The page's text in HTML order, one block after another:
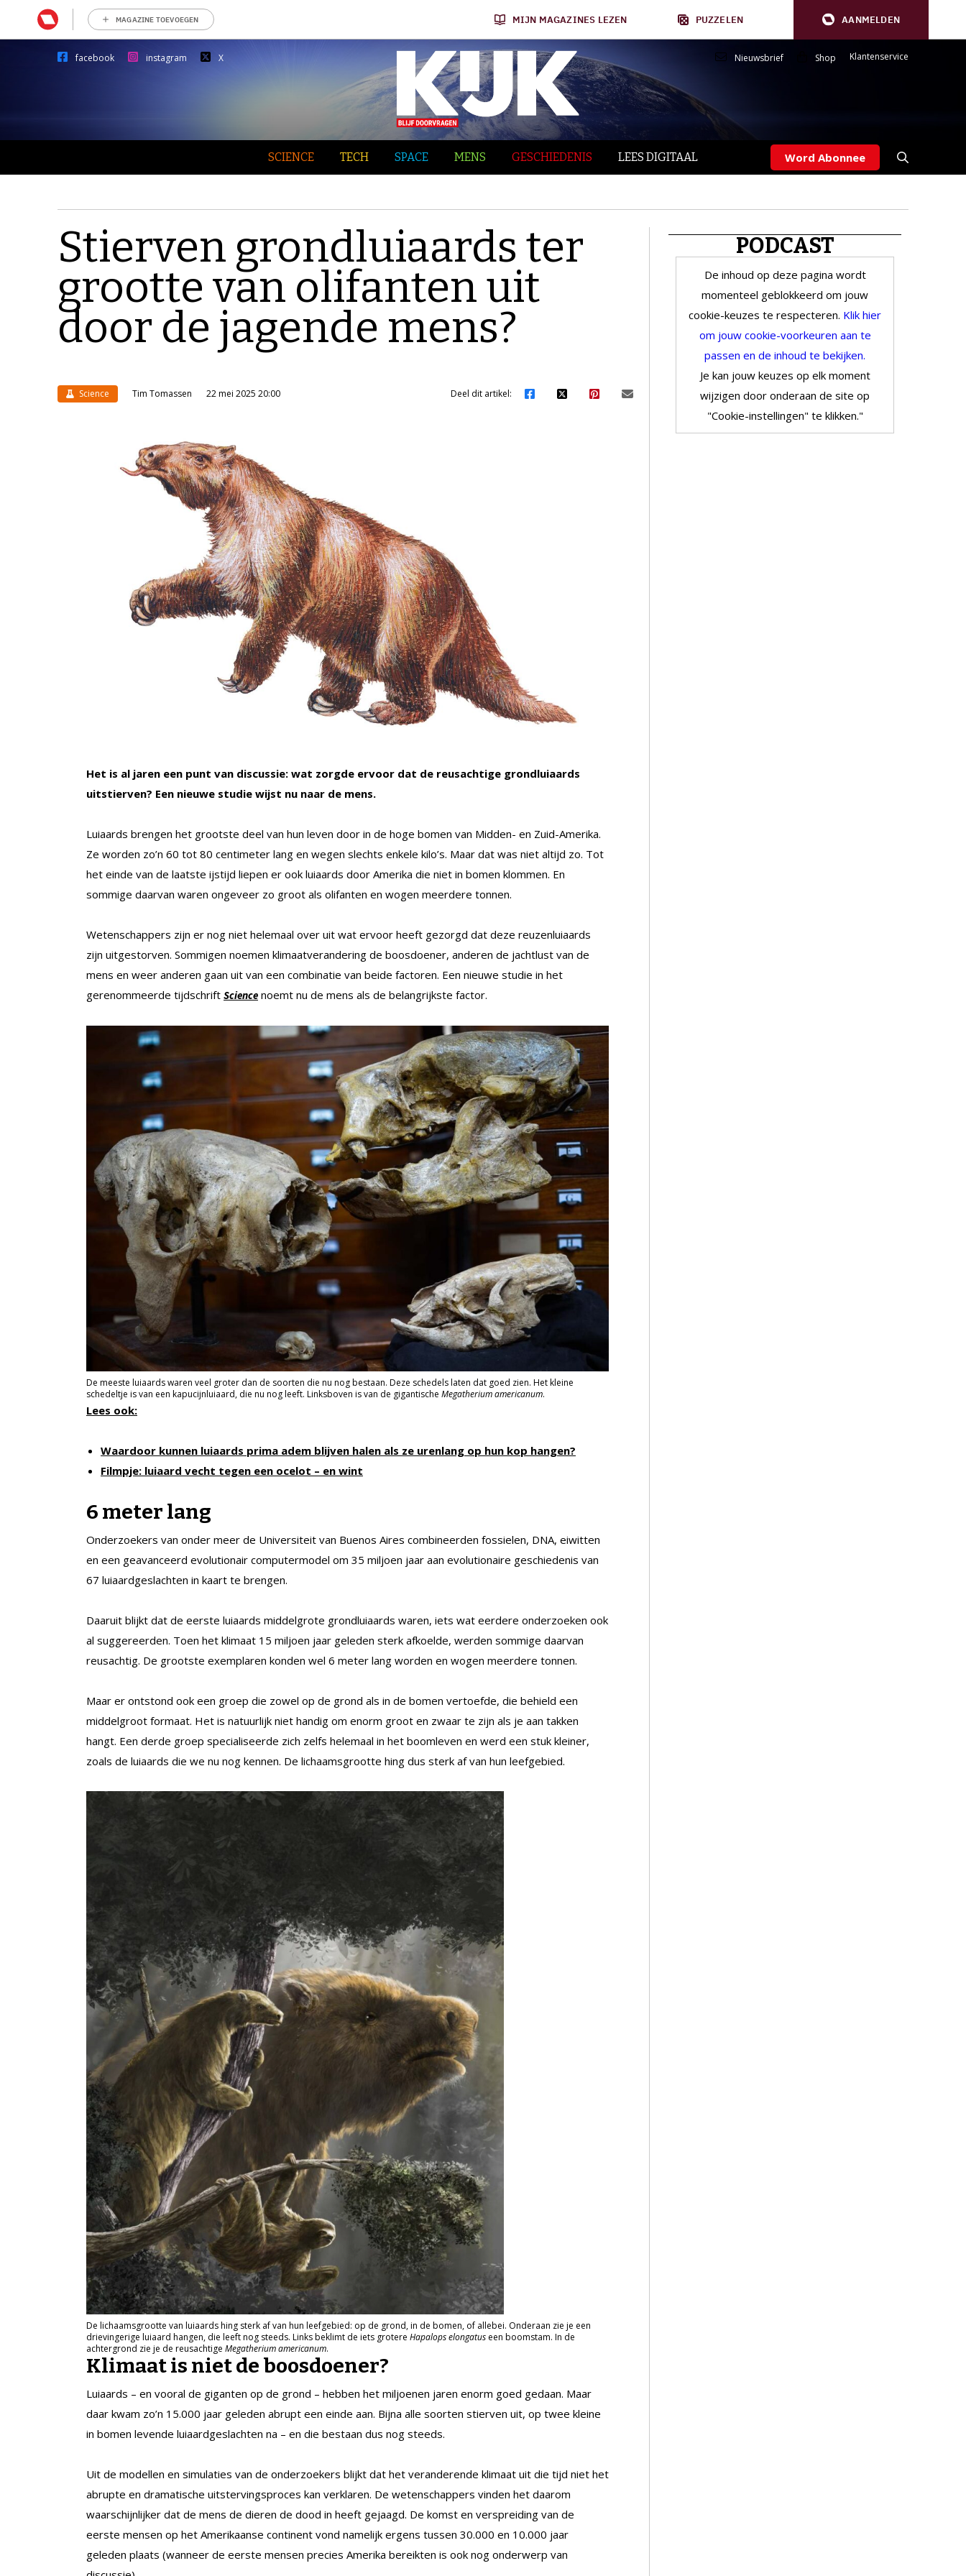
MAGAZINE TOEVOEGEN MIJN MAGAZINES LEZEN PUZZELEN AANMELDEN
facebook instagram X Nieuwsbrief Shop Klantenservice
SCIENCE TECH SPACE MENS GESCHIEDENIS LEES DIGITAAL Word Abonnee
Stierven grondluiaards ter
grootte van olifanten uit
door de jagende mens?
Science Tim Tomassen 22 mei 2025 20:00 Deel dit artikel:
Het is al jaren een punt van discussie: wat zorgde ervoor dat de reusachtige grondluiaards
uitstierven? Een nieuwe studie wijst nu naar de mens.
Luiaards brengen het grootste deel van hun leven door in de hoge bomen van Midden- en Zuid-Amerika.
Ze worden zo’n 60 tot 80 centimeter lang en wegen slechts enkele kilo’s. Maar dat was niet altijd zo. Tot
het einde van de laatste ijstijd liepen er ook luiaards door Amerika die niet in bomen klommen. En
sommige daarvan waren ongeveer zo groot als olifanten en wogen meerdere tonnen.
Wetenschappers zijn er nog niet helemaal over uit wat ervoor heeft gezorgd dat deze reuzenluiaards
zijn uitgestorven. Sommigen noemen klimaatverandering de boosdoener, anderen de jachtlust van de
mens en weer anderen gaan uit van een combinatie van beide factoren. Een nieuwe studie in het
gerenommeerde tijdschrift Science noemt nu de mens als de belangrijkste factor.
De meeste luiaards waren veel groter dan de soorten die nu nog bestaan. Deze schedels laten dat goed zien. Het kleine
schedeltje is van een kapucijnluiaard, die nu nog leeft. Linksboven is van de gigantische Megatherium americanum.
Lees ook:
Waardoor kunnen luiaards prima adem blijven halen als ze urenlang op hun kop hangen?
Filmpje: luiaard vecht tegen een ocelot – en wint
6 meter lang
Onderzoekers van onder meer de Universiteit van Buenos Aires combineerden fossielen, DNA, eiwitten
en een geavanceerd evolutionair computermodel om 35 miljoen jaar aan evolutionaire geschiedenis van
67 luiaardgeslachten in kaart te brengen.
Daaruit blijkt dat de eerste luiaards middelgrote grondluiaards waren, iets wat eerdere onderzoeken ook
al suggereerden. Toen het klimaat 15 miljoen jaar geleden sterk afkoelde, werden sommige daarvan
reusachtig. De grootste exemplaren konden wel 6 meter lang worden en wogen meerdere tonnen.
Maar er ontstond ook een groep die zowel op de grond als in de bomen vertoefde, die behield een
middelgroot formaat. Het is natuurlijk niet handig om enorm groot en zwaar te zijn als je aan takken
hangt. Een derde groep specialiseerde zich zelfs helemaal in het boomleven en werd een stuk kleiner,
zoals de luiaards die we nu nog kennen. De lichaamsgrootte hing dus sterk af van hun leefgebied.
De lichaamsgrootte van luiaards hing sterk af van hun leefgebied: op de grond, in de bomen, of allebei. Onderaan zie je een
drievingerige luiaard hangen, die leeft nog steeds. Links beklimt de iets grotere Hapalops elongatus een boomstam. In de
achtergrond zie je de reusachtige Megatherium americanum.
Klimaat is niet de boosdoener?
Luiaards – en vooral de giganten op de grond – hebben het miljoenen jaren enorm goed gedaan. Maar
daar kwam zo’n 15.000 jaar geleden abrupt een einde aan. Bijna alle soorten stierven uit, op twee kleine
in bomen levende luiaardgeslachten na – en die bestaan dus nog steeds.
Uit de modellen en simulaties van de onderzoekers blijkt dat het veranderende klimaat uit die tijd niet het
abrupte en dramatische uitstervingsproces kan verklaren. De wetenschappers vinden het daarom
waarschijnlijker dat de mens de dieren de dood in heeft gejaagd. De komst en verspreiding van de
eerste mensen op het Amerikaanse continent vond namelijk ergens tussen 30.000 en 10.000 jaar
geleden plaats (wanneer de eerste mensen precies Amerika bereikten is ook nog onderwerp van
PODCAST
De inhoud op deze pagina wordt
momenteel geblokkeerd om jouw
cookie-keuzes te respecteren. Klik hier
om jouw cookie-voorkeuren aan te
passen en de inhoud te bekijken.
Je kan jouw keuzes op elk moment
wijzigen door onderaan de site op
"Cookie-instellingen" te klikken."